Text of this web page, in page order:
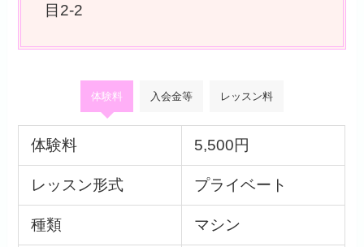
目2-2
体験料 入会金等 レッスン料
体験料 5,500円
レッスン形式 プライベート
種類 マシン